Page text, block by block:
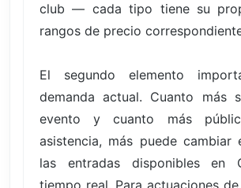
club — cada tipo tiene su
rangos de precio
El segundo elemento
demanda actual. Cuanto más
evento y cuanto más
asistencia, más puede cambiar
las entradas disponibles en